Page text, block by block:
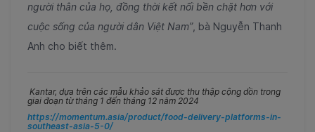
người thân của họ, đồng thời kết nối bền chặt hơn với
cuộc sống của người dân Việt Nam”, bà Nguyễn Thanh
Anh cho biết thêm.
Kantar, dựa trên các mẫu khảo sát được thu thập cộng dồn trong
giai đoạn từ tháng 1 đến tháng 12 năm 2024
https://momentum.asia/product/food-delivery-platforms-in-
southeast-asia-5-0/